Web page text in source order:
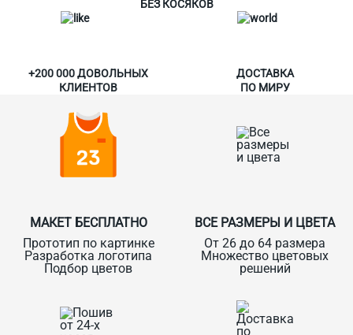
БЕЗ КОСЯКОВ
+200 000 ДОВОЛЬНЫХ
КЛИЕНТОВ
ДОСТАВКА
ПО МИРУ
МАКЕТ БЕСПЛАТНО
Прототип по картинке
Разработка логотипа
Подбор цветов
ВСЕ РАЗМЕРЫ И ЦВЕТА
От 26 до 64 размера
Множество цветовых
решений